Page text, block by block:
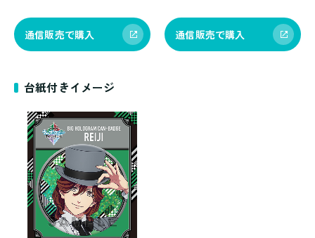
通信販売で購入 通信販売で購入
台紙付きイメージ